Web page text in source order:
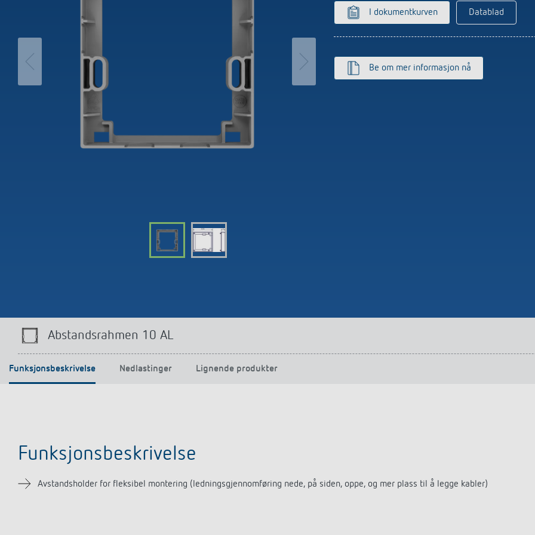
theLeda S
Tidsbryter for trappebelysning
Dimmer
Sensorikk
I dokumentkurven Datablad
Be om mer informasjon nå
Abstandsrahmen 10 AL
Funksjonsbeskrivelse Nedlastinger Lignende produkter
Funksjonsbeskrivelse
Avstandsholder for fleksibel montering (ledningsgjennomføring nede, på siden, oppe, og mer plass til å legge kabler)